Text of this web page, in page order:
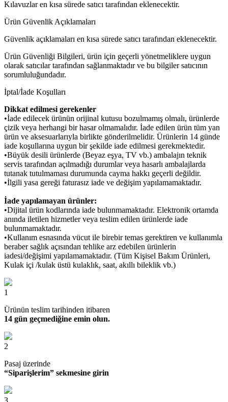
Kılavuzlar en kısa sürede satıcı tarafından eklenecektir.
Ürün Güvenlik Açıklamaları
Güvenlik açıklamaları en kısa sürede satıcı tarafından eklenecektir.
Ürün Güvenliği Bilgileri, ürün için geçerli yönetmeliklere uygun
olarak satıcılar tarafından sağlanmaktadır ve bu bilgiler satıcının
sorumluluğundadır.
İptal/İade Koşulları
Dikkat edilmesi gerekenler
•İade edilecek ürünün orijinal kutusu bozulmamış olmalı, ürünlerde
çizik veya herhangi bir hasar olmamalıdır. İade edilen ürün tüm yan
ürün ve aksesuarlarıyla birlikte gönderilmelidir. Ürünlerin 14 günde
iade koşullarına uygun bir şekilde iade edilmesi gerekmektedir.
•Büyük desili ürünlerde (Beyaz eşya, TV vb.) ambalajın teknik
servis tarafından açılmadığı durumlar veya hasarlı ambalajlarda
tutanak tutulmaması durumunda cayma hakkı geçerli değildir.
•İlgili yasa gereği faturasız iade ve değişim yapılamamaktadır.
İade yapılamayan ürünler:
•Dijital ürün kodlarında iade bulunmamaktadır. Elektronik ortamda
anında iletilen hizmetler veya teslim edilen ürünlerde iade
bulunmamaktadır.
•Kullanım esnasında vücut ile birebir temas gerektiren ve kullanımla
beraber sağlık açısından tehlike arz edebilen ürünlerin
iadesi/değişimi yapılamamaktadır. (Tüm Kişisel Bakım Ürünleri,
Kulak içi /kulak üstü kulaklık, saat, akıllı bileklik vb.)
1
Ürünün teslim tarihinden itibaren
14 gün geçmediğine emin olun.
2
Pasaj üzerinde
“Siparişlerim” sekmesine girin